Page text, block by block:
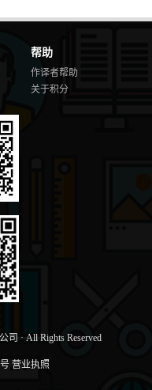
帮助
作译者帮助
关于积分
司 · All Rights Reserved
营业执照